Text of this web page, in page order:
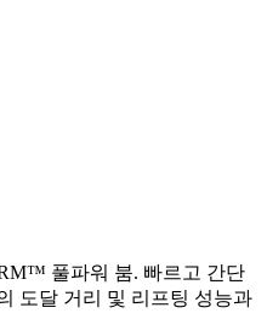
풀파워 붐. 빠르고 간단
도달 거리 및 리프팅 성능과